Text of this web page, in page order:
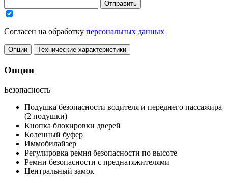
Отправить
Согласен на обработку персональных данных
Опции Технические характеристики
Опции
Безопасность
Подушка безопасности водителя и переднего пассажира
(2 подушки)
Кнопка блокировки дверей
Коленный буфер
Иммобилайзер
Регулировка ремня безопасности по высоте
Ремни безопасности с преднатяжителями
Центральный замок